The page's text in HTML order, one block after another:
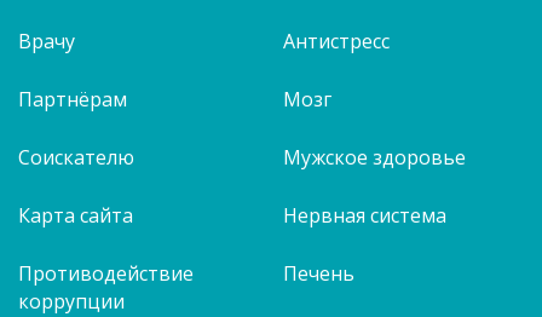
Врачу
Партнёрам
Соискателю
Карта сайта
Противодействие
коррупции
Антистресс
Мозг
Мужское здоровье
Нервная система
Печень